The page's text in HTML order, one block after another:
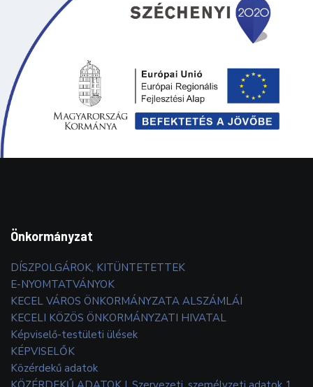
Önkormányzat
DÍSZPOLGÁROK, KITÜNTETETTEK
E-NYOMTATVÁNYOK
KECEL VÁROS ÖNKORMÁNYZATA ALSZÁMLÁI
KECELI KÖZÖS ÖNKORMÁNYZATI HIVATAL
Képviselő-testületi ülések
KÉPVISELŐK
Közérdekű adatok